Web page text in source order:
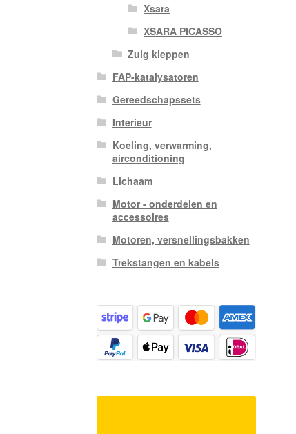
Xsara
XSARA PICASSO
Zuig kleppen
FAP-katalysatoren
Gereedschapssets
Interieur
Koeling, verwarming,
airconditioning
Lichaam
Motor - onderdelen en
accessoires
Motoren, versnellingsbakken
Trekstangen en kabels